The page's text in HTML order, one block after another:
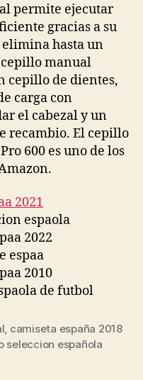
permite ejecutar
gracias a su
hasta un
cepillo manual
cepillo de dientes,
carga con
el cabezal y un
recambio. El cepillo
600 es uno de los
, camiseta españa 2018
seleccion española